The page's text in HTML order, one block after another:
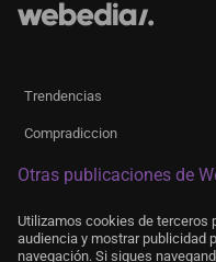
Trendencias
Compradiccion
Otras publicaciones de
Utilizamos cookies de terceros
audiencia y mostrar publicidad
navegación. Si sigues